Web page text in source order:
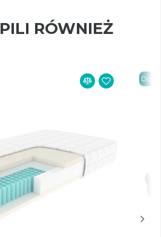
RÓWNIEŻ